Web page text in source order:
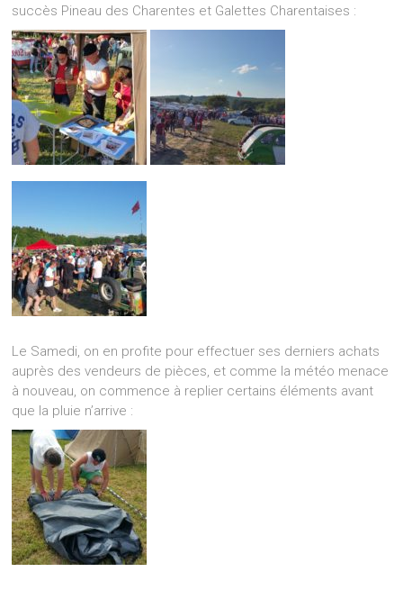
succès Pineau des Charentes et Galettes Charentaises :
Le Samedi, on en profite pour effectuer ses derniers achats
auprès des vendeurs de pièces, et comme la météo menace
à nouveau, on commence à replier certains éléments avant
que la pluie n’arrive :